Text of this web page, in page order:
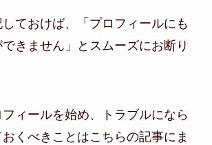
ておけば、「プロフィールにも
きません」とスムーズにお断り
ィールを始め、トラブルになら
くべきことはこちらの記事にま